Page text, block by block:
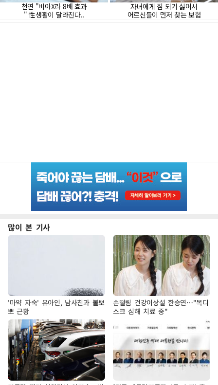
많이 본 기사
'마약 자숙' 유아인, 남사친과 볼뽀
뽀 근황
손떨림 건강이상설 한승연…"목디
스크 심해 치료 중"